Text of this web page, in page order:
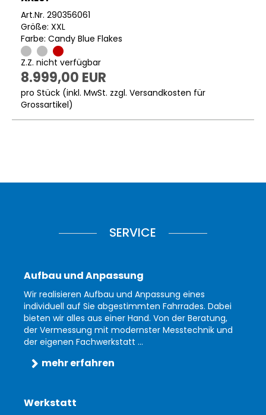
Art.Nr. 290356061
Größe: XXL
Farbe: Candy Blue Flakes
Z.Z. nicht verfügbar
8.999,00 EUR
pro Stück (inkl. MwSt. zzgl. Versandkosten für
Grossartikel)
SERVICE
Aufbau und Anpassung
Wir realisieren Aufbau und Anpassung eines
individuell auf Sie abgestimmten Fahrrades. Dabei
bieten wir alles aus einer Hand. Von der Beratung,
der Vermessung mit modernster Messtechnik und
der eigenen Fachwerkstatt ...
mehr erfahren
Werkstatt